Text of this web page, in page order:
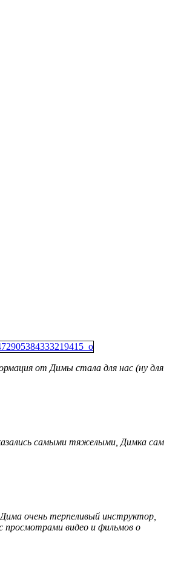
от Димы стала для нас (ну для
самыми тяжелыми, Димка сам
очень терпеливый инструктор,
просмотрами видео и фильмов о